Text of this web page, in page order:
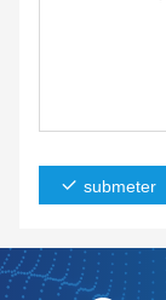
submeter